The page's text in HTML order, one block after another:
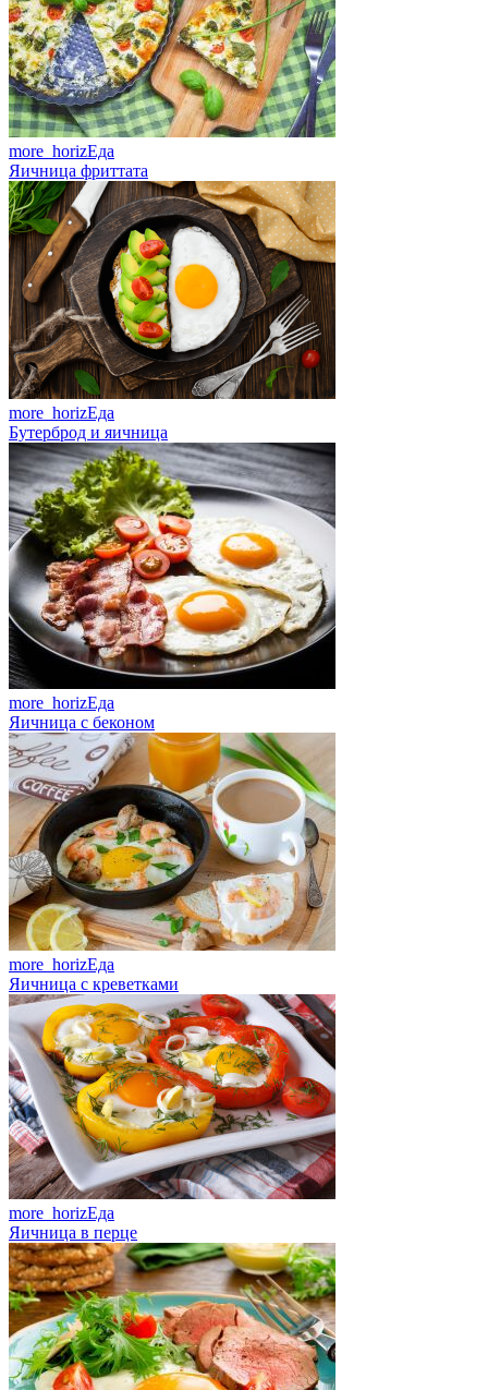
more_horizЕда
Яичница фриттата
more_horizЕда
Бутерброд и яичница
more_horizЕда
Яичница с беконом
more_horizЕда
Яичница с креветками
more_horizЕда
Яичница в перце